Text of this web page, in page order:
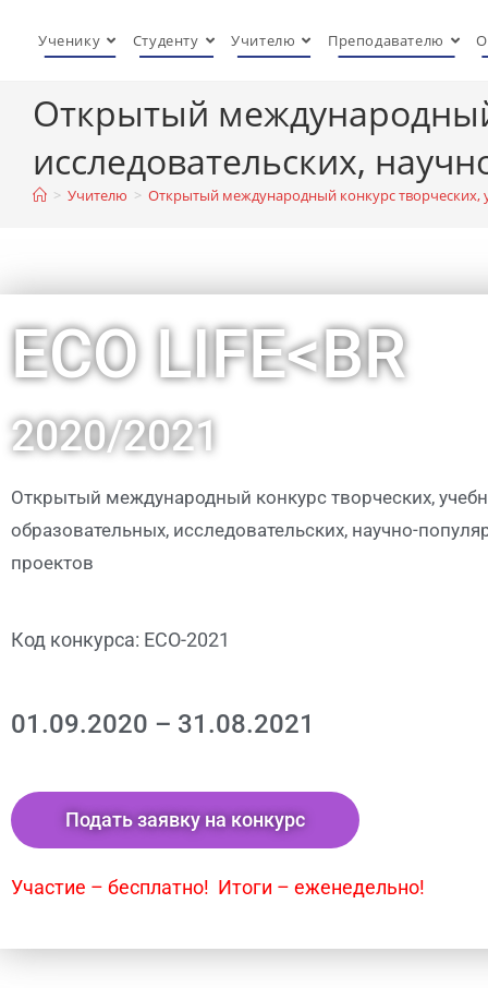
Ученику Студенту Учителю Преподавателю
Открытый
исследовательских,
> Учителю > Открытый международный конкурс творческих,
ECO LIFE<BR
2020/2021
Открытый международный конкурс творческих,
образовательных, исследовательских, научно-
проектов
Код конкурса: ECO-2021
01.09.2020 – 31.08.2021
Подать заявку на конкурс
Участие – бесплатно! Итоги – еженедельно!